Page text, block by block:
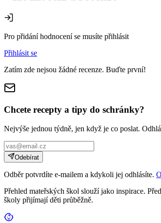
Pro přidání hodnocení se musíte přihlásit
Přihlásit se
Zatím zde nejsou žádné recenze. Buďte první!
Chcete recepty a tipy do schránky?
Nejvýše jednou týdně, jen když je co poslat.
Odebírat
Odběr potvrdíte e-mailem a kdykoli jej odhlásíte.
Přehled mateřských škol slouží jako inspirace.
školy přijímají děti průběžně.